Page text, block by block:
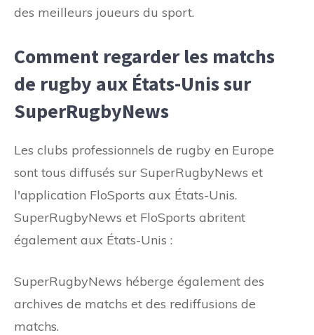
des meilleurs joueurs du sport.
Comment regarder les matchs
de rugby aux États-Unis sur
SuperRugbyNews
Les clubs professionnels de rugby en Europe
sont tous diffusés sur SuperRugbyNews et
l'application FloSports aux États-Unis.
SuperRugbyNews et FloSports abritent
également aux États-Unis :
SuperRugbyNews héberge également des
archives de matchs et des rediffusions de
matchs.